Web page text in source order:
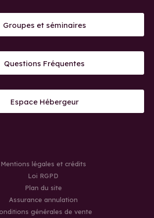
Groupes et séminaires
Questions Fréquentes
Espace Hébergeur
Mentions légales et crédits
Loi RGPD
Plan du site
Assurance annulation
générales de vente